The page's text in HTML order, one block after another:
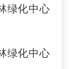
绿化中心
绿化中心